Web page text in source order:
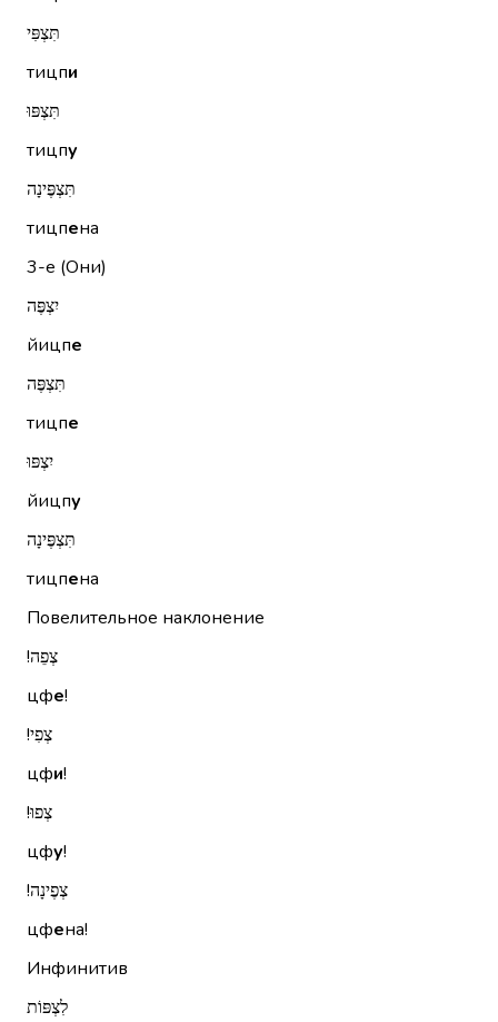
תִּצְפִּי
тицпи
תִּצְפּוּ
тицпу
תִּצְפֶּינָה
тицпена
3-е (Они)
יִצְפֶּה
йицпе
תִּצְפֶּה
тицпе
יִצְפּוּ
йицпу
תִּצְפֶּינָה
тицпена
Повелительное наклонение
צְפֵה!‏
цфе!
צְפִי!‏
цфи!
צְפוּ!‏
цфу!
צְפֶינָה!‏
цфена!
Инфинитив
לִצְפּוֹת